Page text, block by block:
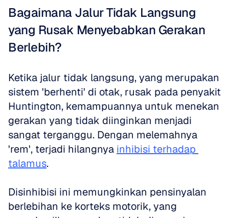
Bagaimana Jalur Tidak Langsung
yang Rusak Menyebabkan Gerakan
Berlebih?
Ketika jalur tidak langsung, yang merupakan
sistem 'berhenti' di otak, rusak pada penyakit
Huntington, kemampuannya untuk menekan
gerakan yang tidak diinginkan menjadi
sangat terganggu. Dengan melemahnya
'rem', terjadi hilangnya inhibisi terhadap
talamus.
Disinhibisi ini memungkinkan pensinyalan
berlebihan ke korteks motorik, yang